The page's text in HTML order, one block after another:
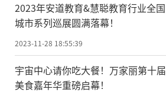
2023年安道教育&慧聪教育行业全国
城市系列巡展圆满落幕！
2023-11-28 18:55:39
宇宙中心请你吃大餐！万家丽第十届
美食嘉年华重磅启幕！